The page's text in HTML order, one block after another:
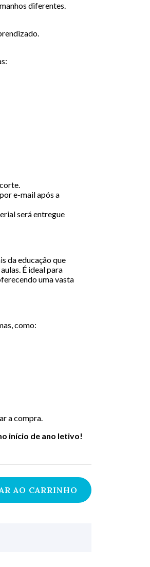
diferentes.
e-mail após a
será entregue
da educação que
É ideal para
uma vasta
como:
a compra.
início de ano letivo!
AO CARRINHO